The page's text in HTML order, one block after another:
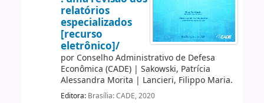
relatórios
especializados
[recurso
eletrônico]/
por Conselho Administrativo de Defesa
Econômica (CADE)| Sakowski, Patrícia
Alessandra Morita | Lancieri, Filippo Maria.
Editora: Brasília: CADE, 2020